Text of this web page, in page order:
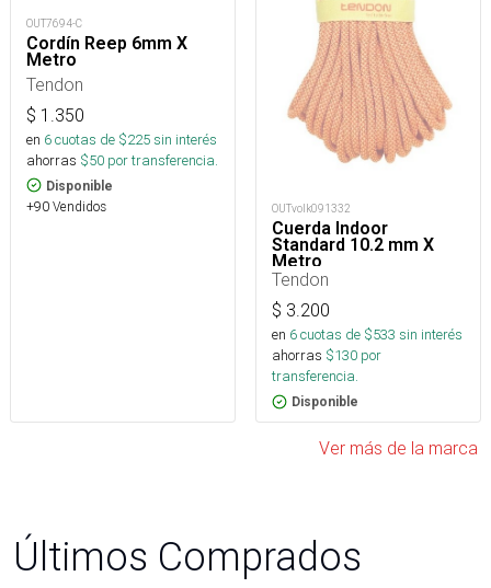
OUT7694-C
Cordín Reep 6mm X
Metro
Tendon
$ 1.350
en 6cuotas de $225sin interés
ahorras $50 por transferencia.
Disponible
+90 Vendidos OUTvolk091332
Cuerda Indoor
Standard 10.2 mm X
Metro
Tendon
$ 3.200
en 6cuotas de $533 sin interés
ahorras $130 por
transferencia.
Disponible
Ver más de la marca
Últimos Comprados